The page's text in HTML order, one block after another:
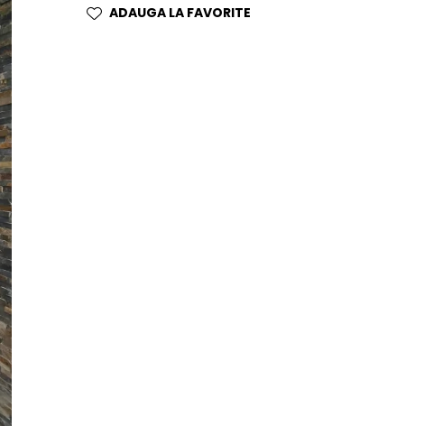
ADAUGA LA FAVORITE